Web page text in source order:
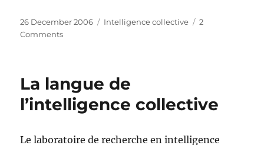
Posted
on
26 December 2006 Categories
Intelligence collective
2
Commentson
centième
singe
La langue de
l’intelligence collective
Le laboratoire de recherche en intelligence